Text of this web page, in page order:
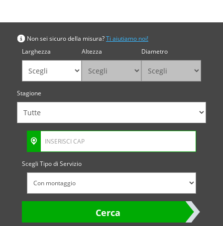
Non sei sicuro della misura?Ti aiutiamo noi!
Larghezza
Altezza Diametro
Stagione
Scegli Tipo di Servizio
Cerca